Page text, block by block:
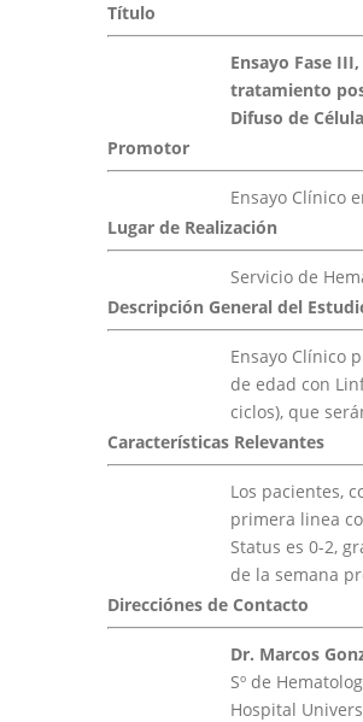
Título
Ensayo Fase
tratamiento
Difuso de
Promotor
Ensayo Clínico
Lugar de Realización
Servicio de
Descripción General del
Ensayo Clínico
de edad con
ciclos), que
Características Relevantes
Los pacientes,
primera linea
Status es 0-2,
de la semana
Direcciónes de Contacto
Dr. Marcos
Sº de
Hospital